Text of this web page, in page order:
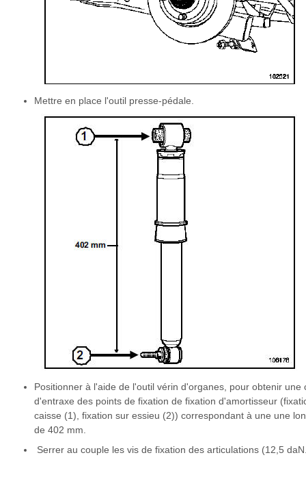
Mettre en place l'outil presse-pédale.
Positionner à l'aide de l'outil vérin d'organes, pour obtenir une
d'entraxe des points de fixation de fixation d'amortisseur
caisse (1), fixation sur essieu (2)) correspondant à une une
de 402 mm.
Serrer au couple les vis de fixation des articulations (12,5